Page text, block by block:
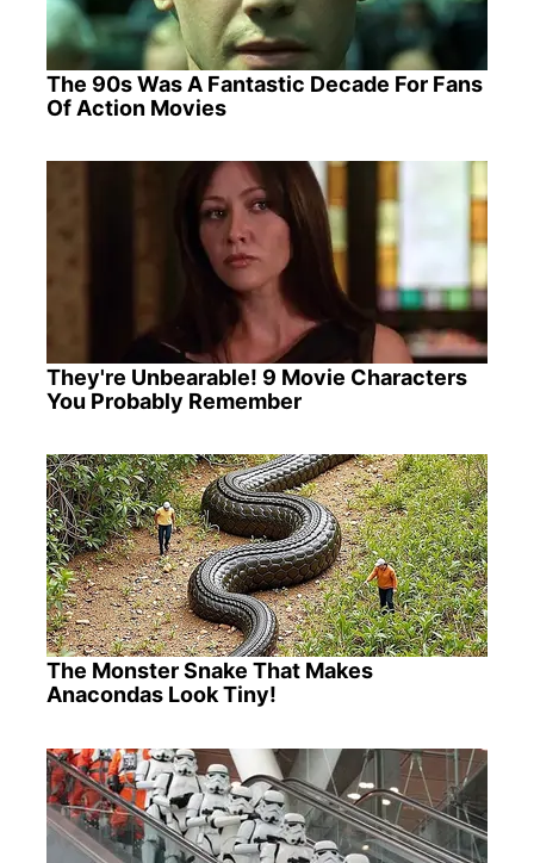
The 90s Was A Fantastic Decade For Fans
Of Action Movies
They're Unbearable! 9 Movie Characters
You Probably Remember
The Monster Snake That Makes
Anacondas Look Tiny!